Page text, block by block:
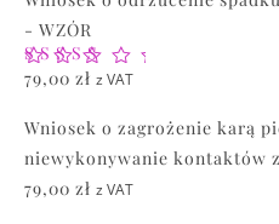
- WZÓR
Oceniono
5.00
79,00 zł z VAT
Wniosek o zagrożenie karą
niewykonywanie kontaktów
79,00 zł z VAT